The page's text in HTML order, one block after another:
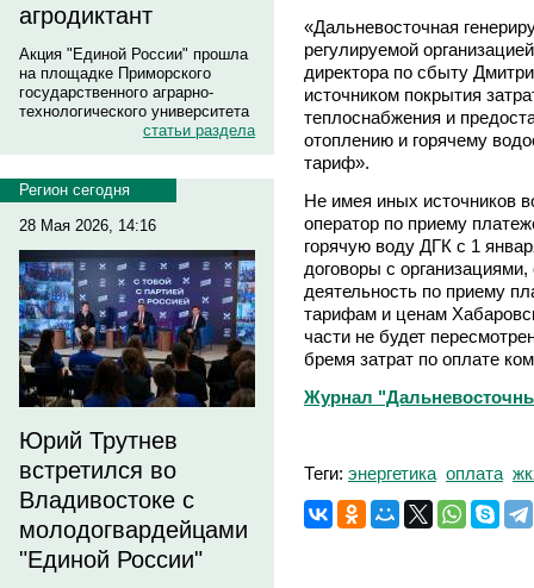
агродиктант
Акция "Единой России" прошла
на площадке Приморского
государственного аграрно-
технологического университета
статьи раздела
Регион сегодня
28 Мая 2026, 14:16
Юрий Трутнев
встретился во
Владивостоке с
молодогвардейцами
"Единой России"
«Дальневосточная
регулируемой
директора по сбыту
источником покрытия
теплоснабжения и
отоплению и горячему
тариф».
Не имея иных источников
оператор по приему
горячую воду ДГК с 1
договоры с
деятельность по приему
тарифам и ценам
части не будет
бремя затрат по оплате
Журнал
Теги: энергетика оплата